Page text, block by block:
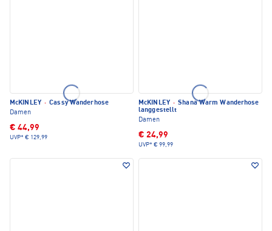
McKINLEY · Cassy Wanderhose
Damen
€ 44,99
UVP* € 129,99
McKINLEY · Shana Warm Wanderhose
langgestellt
Damen
€ 24,99
UVP* € 99,99